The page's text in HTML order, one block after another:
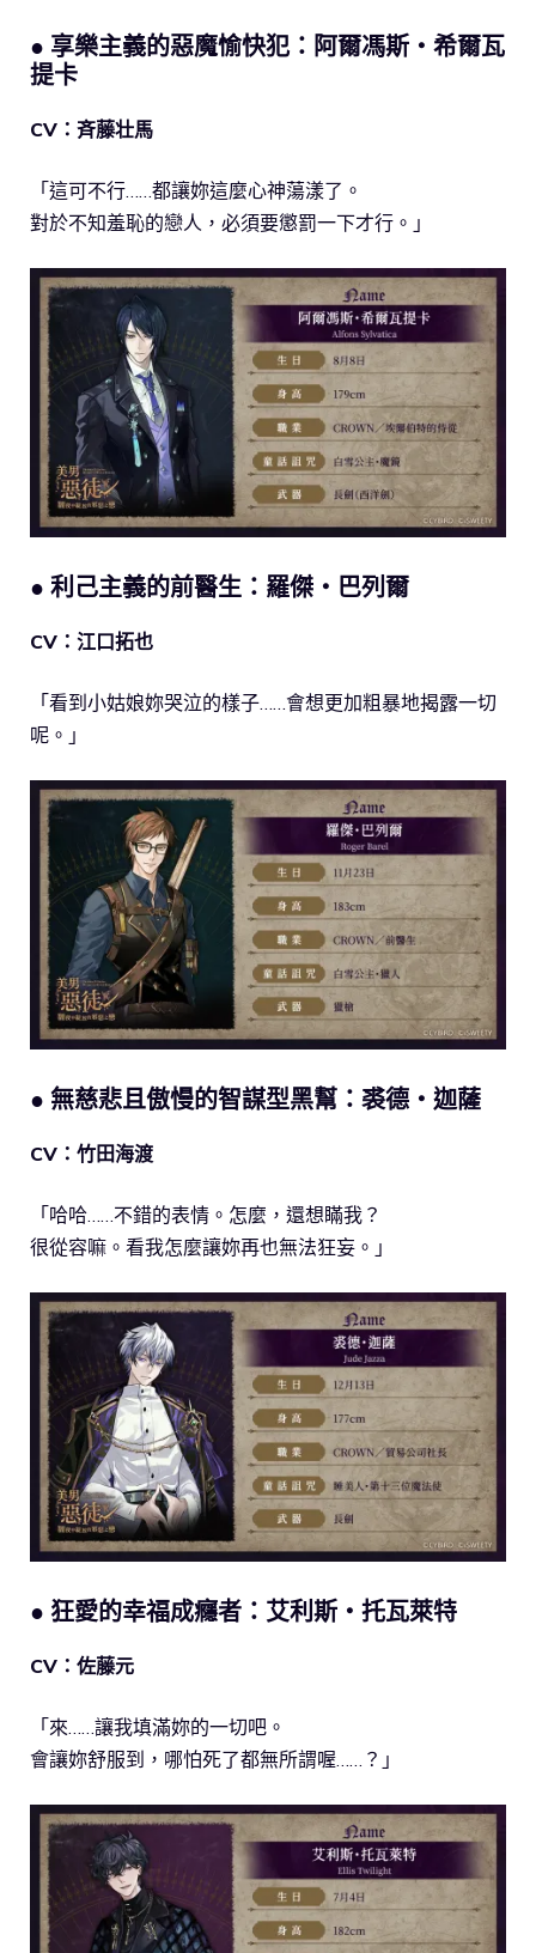
● 享樂主義的惡魔愉快犯：阿爾馮斯・希爾瓦
提卡
CV：斉藤壮馬
「這可不行……都讓妳這麼心神蕩漾了。
對於不知羞恥的戀人，必須要懲罰一下才行。」
● 利己主義的前醫生：羅傑・巴列爾
CV：江口拓也
「看到小姑娘妳哭泣的樣子……會想更加粗暴地揭露一切
呢。」
● 無慈悲且傲慢的智謀型黑幫：裘德・迦薩
CV：竹田海渡
「哈哈……不錯的表情。怎麼，還想瞞我？
很從容嘛。看我怎麼讓妳再也無法狂妄。」
● 狂愛的幸福成癮者：艾利斯・托瓦萊特
CV：佐藤元
「來……讓我填滿妳的一切吧。
會讓妳舒服到，哪怕死了都無所謂喔……？」